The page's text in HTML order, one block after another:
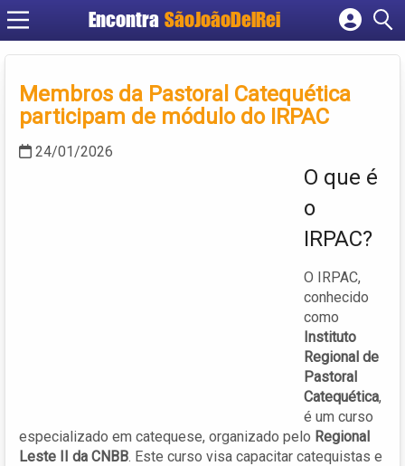
Encontra SãoJoãoDelRei
Cadastrar empresa
Criar conta
Membros da Pastoral Catequética
participam de módulo do IRPAC
24/01/2026
O que é
o
IRPAC?
O IRPAC,
conhecido
como
Instituto
Regional de
Pastoral
Catequética,
é um curso
especializado em catequese, organizado pelo Regional
Leste II da CNBB. Este curso visa capacitar catequistas e